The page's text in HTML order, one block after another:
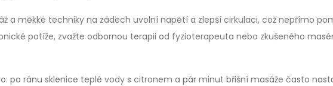
a měkké techniky na zádech uvolní napětí a zlepší cirkulaci, což nepřímo
potíže, zvažte odbornou terapii od fyzioterapeuta nebo zkušeného
po ránu sklenice teplé vody s citronem a pár minut břišní masáže často